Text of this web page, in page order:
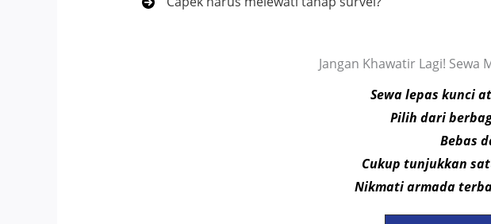
Jangan Khawatir Lagi!
Sewa lepas kunci
Pilih dari
Bebas
Cukup tunjukkan
Nikmati armada